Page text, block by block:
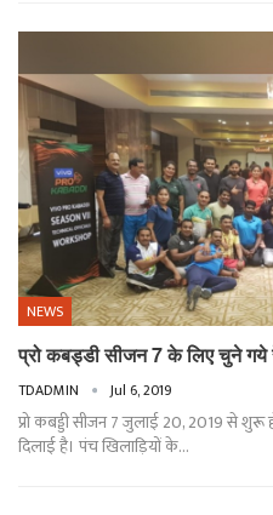
NEWS
प्रो कबड्डी सीजन 7 के लिए चुने गये
TDADMIN Jul 6, 2019
प्रो कबड्डी सीजन 7 जुलाई 20, 2019 से शुरू
दिलाई है। पंच खिलाड़ियों के…